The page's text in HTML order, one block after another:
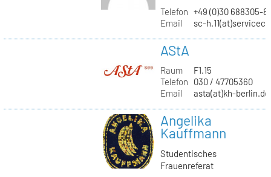
Telefon +49 (0)30 688305-
Email
sc-
AStA
Raum
F1.15
Telefon
030 / 47705360
Email
asta(at)kh-berlin.de
Angelika
Kauffmann
Studentisches
Frauenreferat